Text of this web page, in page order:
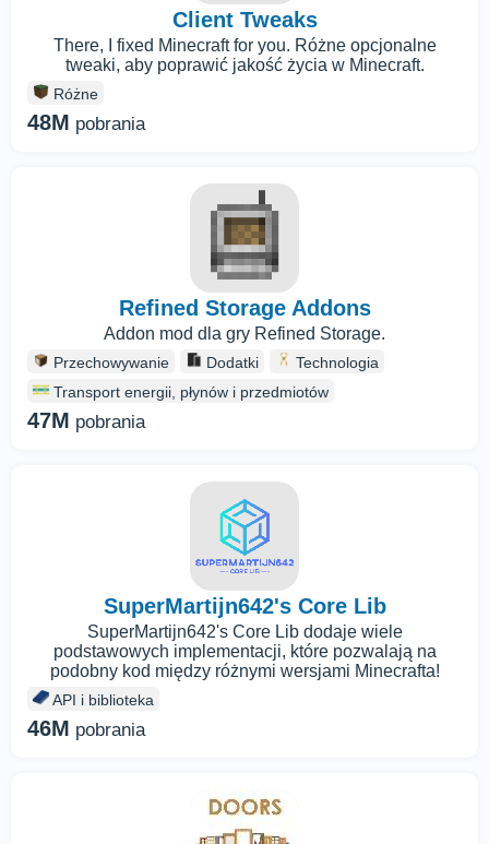
Client Tweaks
There, I fixed Minecraft for you. Różne opcjonalne
tweaki, aby poprawić jakość życia w Minecraft.
Różne
48M pobrania
Refined Storage Addons
Addon mod dla gry Refined Storage.
Przechowywanie Dodatki
Technologia
Transport energii, płynów i przedmiotów
47M pobrania
SuperMartijn642's Core Lib
SuperMartijn642's Core Lib dodaje wiele
podstawowych implementacji, które pozwalają na
podobny kod między różnymi wersjami Minecrafta!
API i biblioteka
46M pobrania